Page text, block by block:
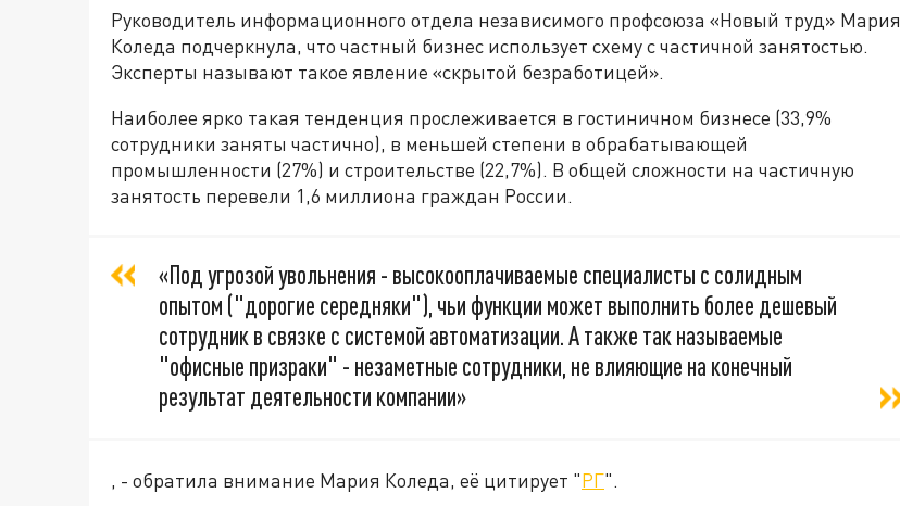
Руководитель информационного отдела независимого профсоюза «Новый труд» Мария
Коледа подчеркнула, что частный бизнес использует схему с частичной занятостью.
Эксперты называют такое явление «скрытой безработицей».
Наиболее ярко такая тенденция прослеживается в гостиничном бизнесе (33,9%
сотрудники заняты частично), в меньшей степени в обрабатывающей
промышленности (27%) и строительстве (22,7%). В общей сложности на частичную
занятость перевели 1,6 миллиона граждан России.
«Под угрозой увольнения - высокооплачиваемые специалисты с солидным
опытом ("дорогие середняки"), чьи функции может выполнить более дешевый
сотрудник в связке с системой автоматизации. А также так называемые
"офисные призраки" - незаметные сотрудники, не влияющие на конечный
результат деятельности компании»
, - обратила внимание Мария Коледа, её цитирует "РГ".